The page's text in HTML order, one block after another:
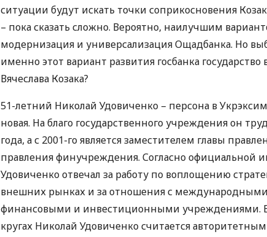
ситуации будут искать точки соприкосновения
– пока сказать сложно. Вероятно, наилучшим
модернизация и универсализация Ощадбанка. Но
именно этот вариант развития госбанка государство
Вячеслава Козака?
51-летний Николай Удовиченко – персона в
новая. На благо государственного учреждения он
года, а с 2001-го является заместителем главы
правления финучреждения. Согласно официальной
Удовиченко отвечал за работу по воплощению
внешних рынках и за отношения с международными
финансовыми и инвестиционными учреждениями.
кругах Николай Удовиченко считается